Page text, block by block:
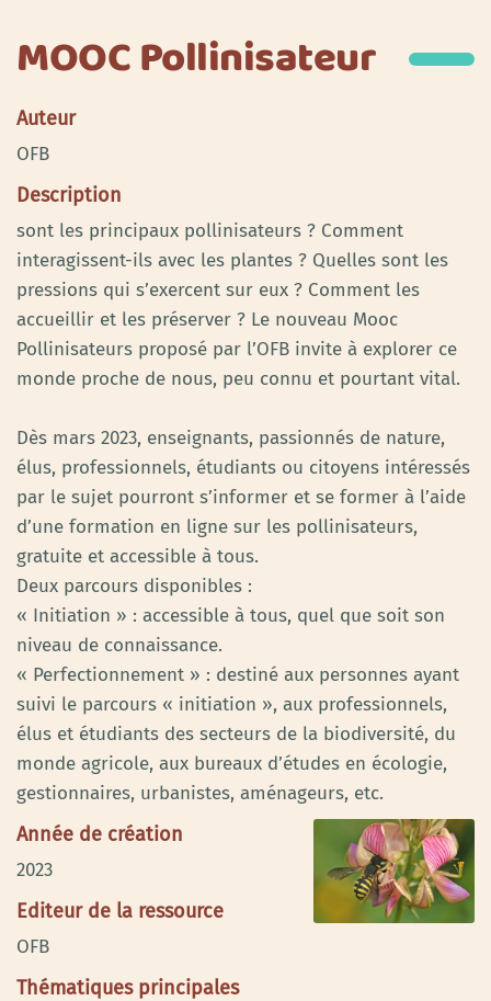
MOOC Pollinisateur
Auteur
OFB
Description
sont les principaux pollinisateurs ? Comment
interagissent-ils avec les plantes ? Quelles sont les
pressions qui s’exercent sur eux ? Comment les
accueillir et les préserver ? Le nouveau Mooc
Pollinisateurs proposé par l’OFB invite à explorer ce
monde proche de nous, peu connu et pourtant vital.
Dès mars 2023, enseignants, passionnés de nature,
élus, professionnels, étudiants ou citoyens intéressés
par le sujet pourront s’informer et se former à l’aide
d’une formation en ligne sur les pollinisateurs,
gratuite et accessible à tous.
Deux parcours disponibles :
« Initiation » : accessible à tous, quel que soit son
niveau de connaissance.
« Perfectionnement » : destiné aux personnes ayant
suivi le parcours « initiation », aux professionnels,
élus et étudiants des secteurs de la biodiversité, du
monde agricole, aux bureaux d’études en écologie,
gestionnaires, urbanistes, aménageurs, etc.
Année de création
2023
Editeur de la ressource
OFB
Thématiques principales